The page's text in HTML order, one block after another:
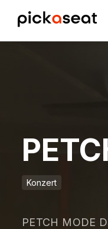
Konzert
PETCH MODE